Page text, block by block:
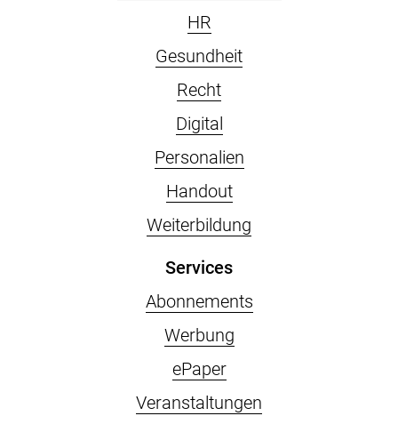
HR
Gesundheit
Recht
Digital
Personalien
Handout
Weiterbildung
Services
Abonnements
Werbung
ePaper
Veranstaltungen